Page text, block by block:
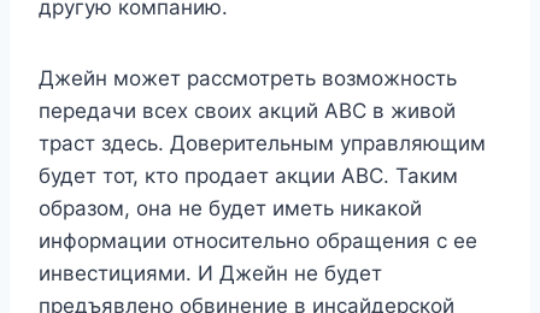
другую компанию.
Джейн может рассмотреть возможность
передачи всех своих акций ABC в живой
траст здесь. Доверительным управляющим
будет тот, кто продает акции ABC. Таким
образом, она не будет иметь никакой
информации относительно обращения с ее
инвестициями. И Джейн не будет
предъявлено обвинение в инсайдерской